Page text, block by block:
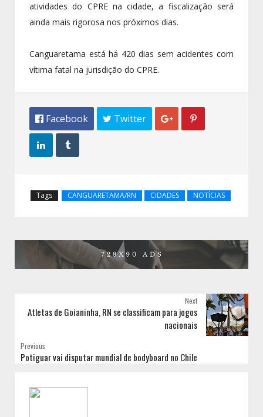
atividades do CPRE na cidade, a fiscalização será
ainda mais rigorosa nos próximos dias.
Canguaretama está há 420 dias sem acidentes com
vítima fatal na jurisdição do CPRE.
 Facebook  Twitter  
 
Tags CANGUARETAMA/RN CIDADES NOTÍCIAS
Next
Atletas de Goianinha, RN se classificam para jogos
nacionais
Previous
Potiguar vai disputar mundial de bodyboard no Chile